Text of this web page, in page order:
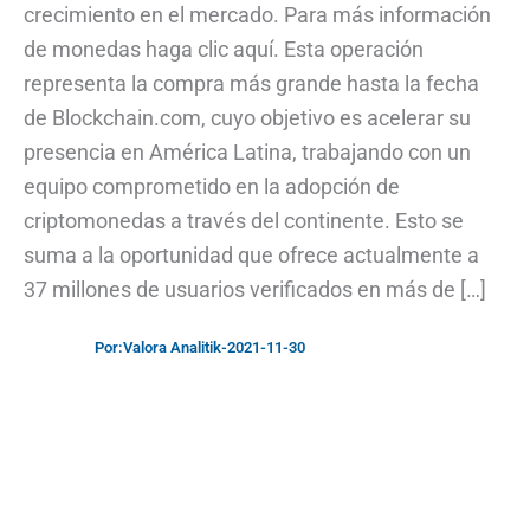
crecimiento en el mercado. Para más información
de monedas haga clic aquí. Esta operación
representa la compra más grande hasta la fecha
de Blockchain.com, cuyo objetivo es acelerar su
presencia en América Latina, trabajando con un
equipo comprometido en la adopción de
criptomonedas a través del continente. Esto se
suma a la oportunidad que ofrece actualmente a
37 millones de usuarios verificados en más de […]
Por:Valora Analitik-2021-11-30